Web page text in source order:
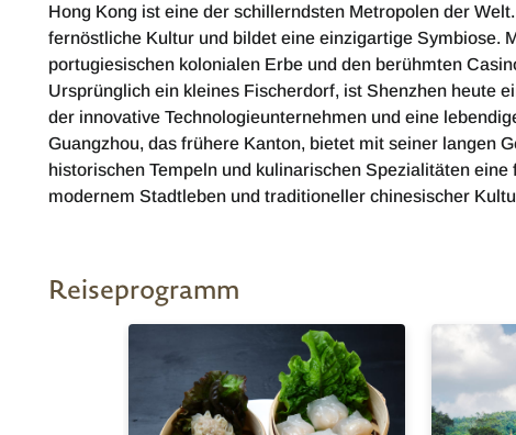
Hong Kong ist eine der schillerndsten Metropolen der
fernöstliche Kultur und bildet eine einzigartige Symbiose.
portugiesischen kolonialen Erbe und den berühmten
Ursprünglich ein kleines Fischerdorf, ist Shenzhen heute
der innovative Technologieunternehmen und eine
Guangzhou, das frühere Kanton, bietet mit seiner langen
historischen Tempeln und kulinarischen Spezialitäten eine
modernem Stadtleben und traditioneller chinesischer
Reiseprogramm